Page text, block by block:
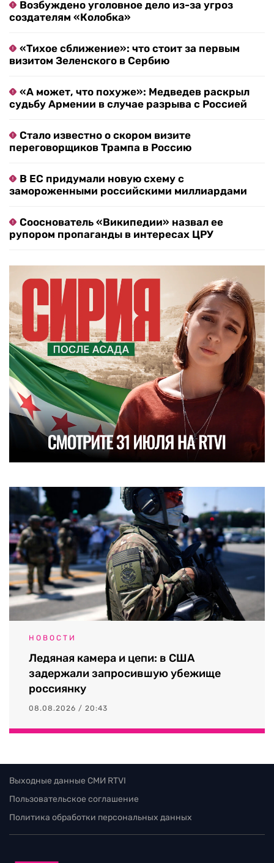
Возбуждено уголовное дело из-за угроз
создателям «Колобка»
«Тихое сближение»: что стоит за первым
визитом Зеленского в Сербию
«А может, что похуже»: Медведев раскрыл
судьбу Армении в случае разрыва с Россией
Стало известно о скором визите
переговорщиков Трампа в Россию
В ЕС придумали новую схему с
замороженными российскими миллиардами
Сооснователь «Википедии» назвал ее
рупором пропаганды в интересах ЦРУ
НОВОСТИ
Ледяная камера и цепи: в США
задержали запросившую убежище
россиянку
08.08.2026 / 20:43
Выходные данные СМИ RTVI
Пользовательское соглашение
Политика обработки персональных данных